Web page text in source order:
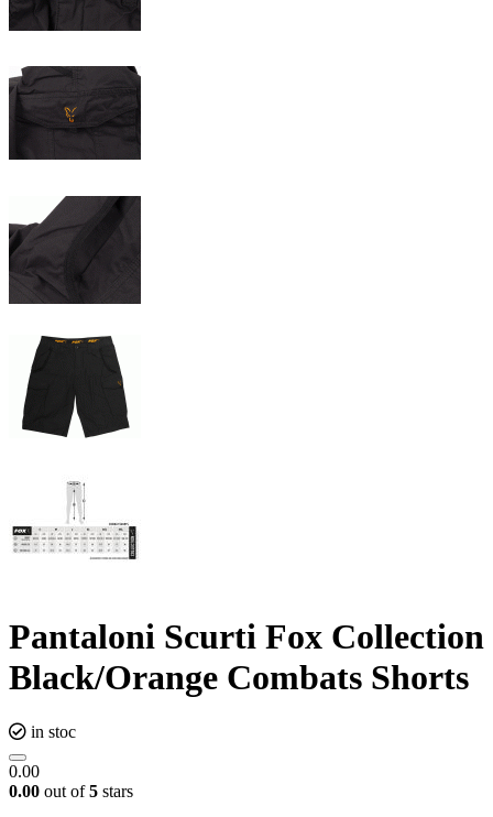
Pantaloni Scurti Fox Collection
Black/Orange Combats Shorts
in stoc
0.00
0.00 out of5 stars